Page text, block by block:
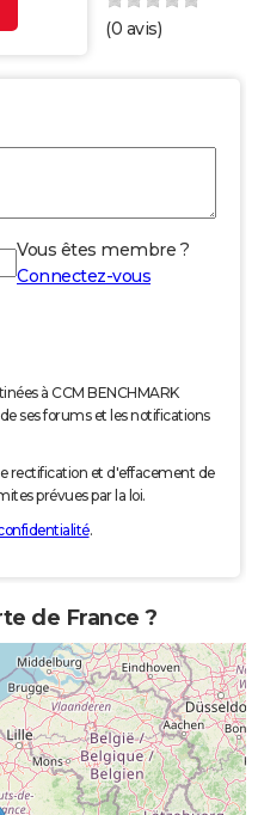
(0 avis)
Vous êtes membre ?
Connectez-vous
à CCM BENCHMARK
ses forums et les notifications
rectification et d'effacement de
prévues par la loi.
.
de France ?